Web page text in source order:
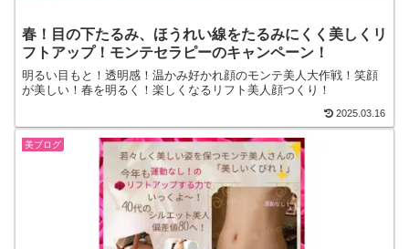
春！目の下たるみ、ほうれい線をたるみにくく美しくリ
フトアップ！モンテセラピーのキャンペーン！
明るい目もと！透明感！温かみ好かれ顔のモンテ美人大作戦！笑顔
が美しい！春を明るく！楽しくなるリフト美人顔つくり！
2025.03.16
美ブログ